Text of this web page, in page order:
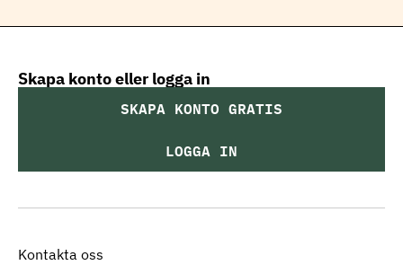
Kontakta oss
Skapa konto eller logga in
SKAPA KONTO GRATIS
LOGGA IN